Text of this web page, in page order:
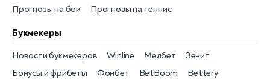
Прогнозы на бои Прогнозы на теннис
Букмекеры
Бонусы и фрибеты
Новости букмекеров
Фонбет
Winline
BetBoom
Мелбет
Bettery
Зенит